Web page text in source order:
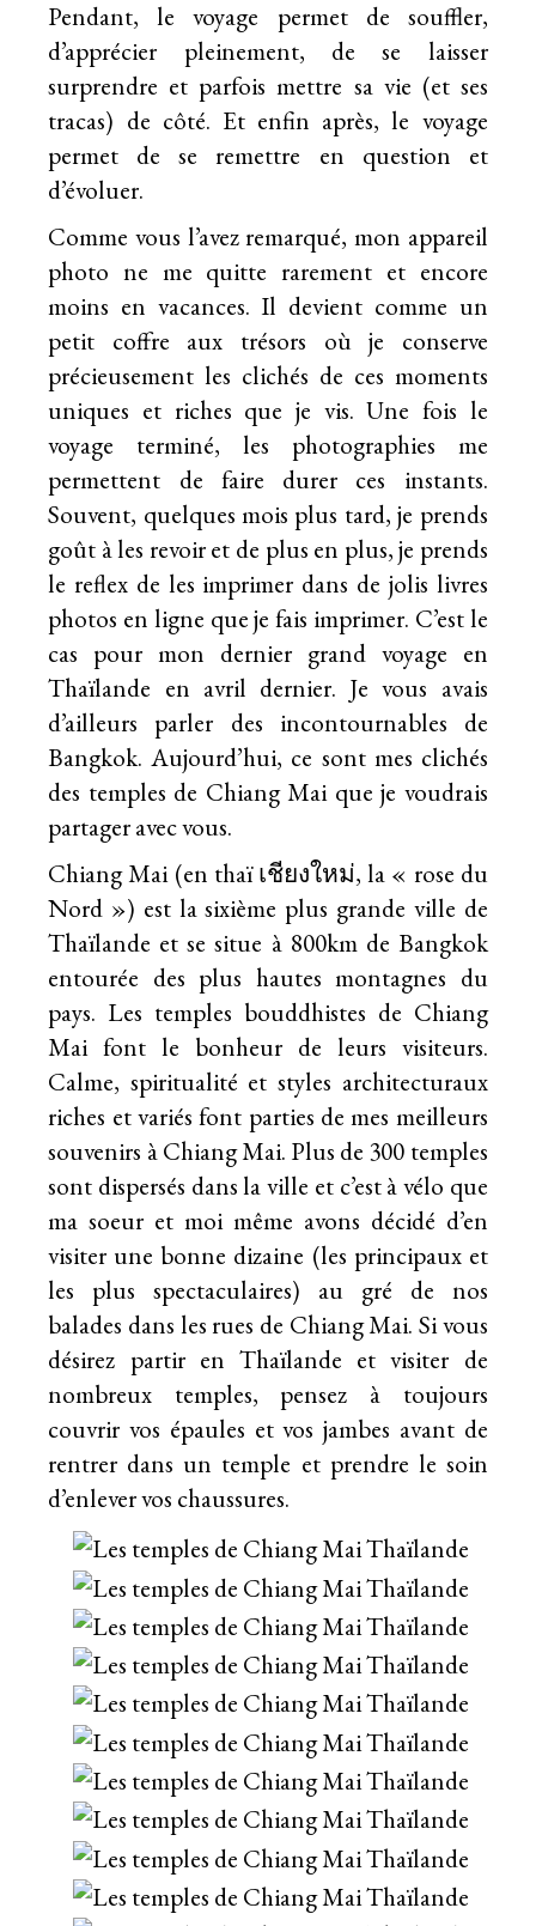
Pendant, le voyage permet de souffler,
d’apprécier pleinement, de se laisser
surprendre et parfois mettre sa vie (et ses
tracas) de côté. Et enfin après, le voyage
permet de se remettre en question et
d’évoluer.
Comme vous l’avez remarqué, mon appareil
photo ne me quitte rarement et encore
moins en vacances. Il devient comme un
petit coffre aux trésors où je conserve
précieusement les clichés de ces moments
uniques et riches que je vis. Une fois le
voyage terminé, les photographies me
permettent de faire durer ces instants.
Souvent, quelques mois plus tard, je prends
goût à les revoir et de plus en plus, je prends
le reflex de les imprimer dans de jolis livres
photos en ligne que je fais imprimer. C’est le
cas pour mon dernier grand voyage en
Thaïlande en avril dernier. Je vous avais
d’ailleurs parler des incontournables de
Bangkok. Aujourd’hui, ce sont mes clichés
des temples de Chiang Mai que je voudrais
partager avec vous.
Chiang Mai (en thaï เชียงใหม่, la « rose du
Nord ») est la sixième plus grande ville de
Thaïlande et se situe à 800km de Bangkok
entourée des plus hautes montagnes du
pays. Les temples bouddhistes de Chiang
Mai font le bonheur de leurs visiteurs.
Calme, spiritualité et styles architecturaux
riches et variés font parties de mes meilleurs
souvenirs à Chiang Mai. Plus de 300 temples
sont dispersés dans la ville et c’est à vélo que
ma soeur et moi même avons décidé d’en
visiter une bonne dizaine (les principaux et
les plus spectaculaires) au gré de nos
balades dans les rues de Chiang Mai. Si vous
désirez partir en Thaïlande et visiter de
nombreux temples, pensez à toujours
couvrir vos épaules et vos jambes avant de
rentrer dans un temple et prendre le soin
d’enlever vos chaussures.